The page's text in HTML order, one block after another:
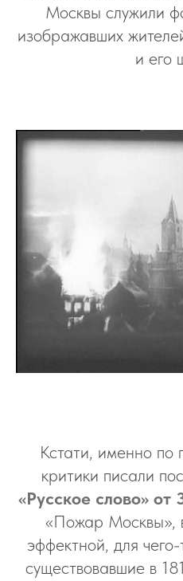
Москвы служили
изображавших
и его
Кстати, именно по
критики писали
«Русское слово» от
«Пожар Москвы»,
эффектной, для
существовавшие в